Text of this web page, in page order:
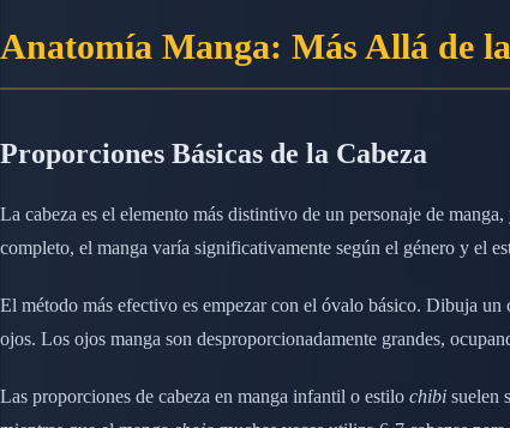
Anatomía Manga: Más Allá de
Proporciones Básicas de la Cabeza
La cabeza es el elemento más distintivo de un personaje de
completo, el manga varía significativamente según el género y el
El método más efectivo es empezar con el óvalo básico. Dibuja
ojos. Los ojos manga son desproporcionadamente grandes,
Las proporciones de cabeza en manga infantil o estilo chibi suelen